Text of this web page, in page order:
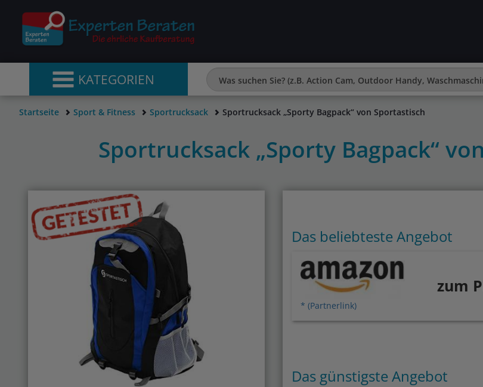
KATEGORIEN
Startseite Sport & Fitness Sportrucksack Sportrucksack „Sporty Bagpack“ von Sportastisch
Sportrucksack „Sporty Bagpack“
Das beliebteste Angebot
* (Partnerlink)
zum
Das günstigste Angebot